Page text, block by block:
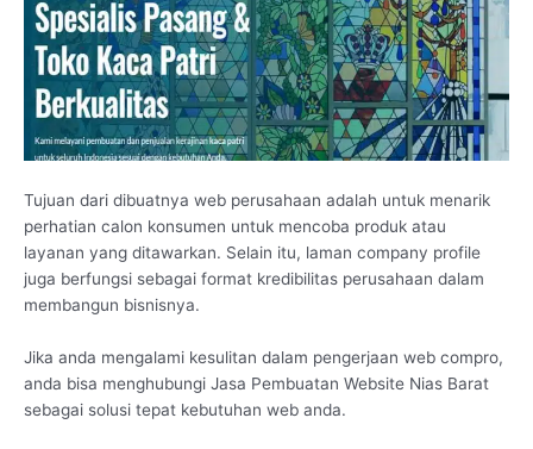
Tujuan dari dibuatnya web perusahaan adalah untuk menarik
perhatian calon konsumen untuk mencoba produk atau
layanan yang ditawarkan. Selain itu, laman company profile
juga berfungsi sebagai format kredibilitas perusahaan dalam
membangun bisnisnya.
Jika anda mengalami kesulitan dalam pengerjaan web compro,
anda bisa menghubungi Jasa Pembuatan Website Nias Barat
sebagai solusi tepat kebutuhan web anda.